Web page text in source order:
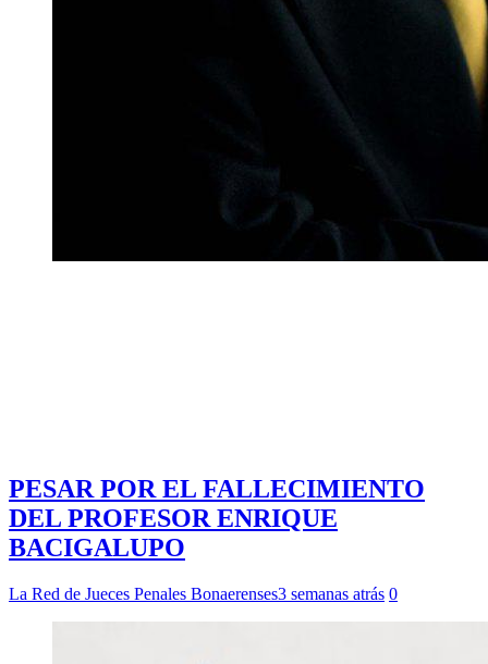
PESAR POR EL FALLECIMIENTO
DEL PROFESOR ENRIQUE
BACIGALUPO
La Red de Jueces Penales Bonaerenses3 semanas atrás 0